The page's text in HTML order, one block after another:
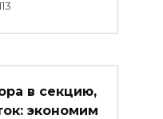
в секцию,
экономим